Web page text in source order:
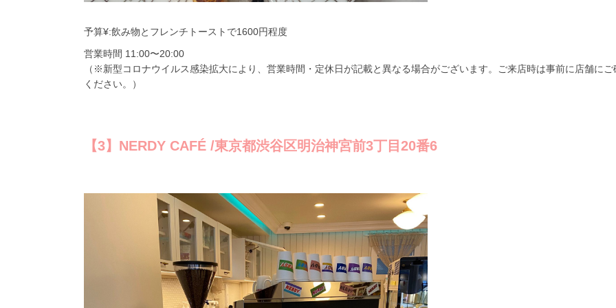
予算¥:飲み物とフレンチトーストで1600円程度
営業時間 11:00〜20:00
（※新型コロナウイルス感染拡大により、営業時間・定休日が記載と異なる場合がございます。ご来店時は事前に店舗にご
ください。）
【3】NERDY CAFÉ /東京都渋谷区明治神宮前3丁目20番6